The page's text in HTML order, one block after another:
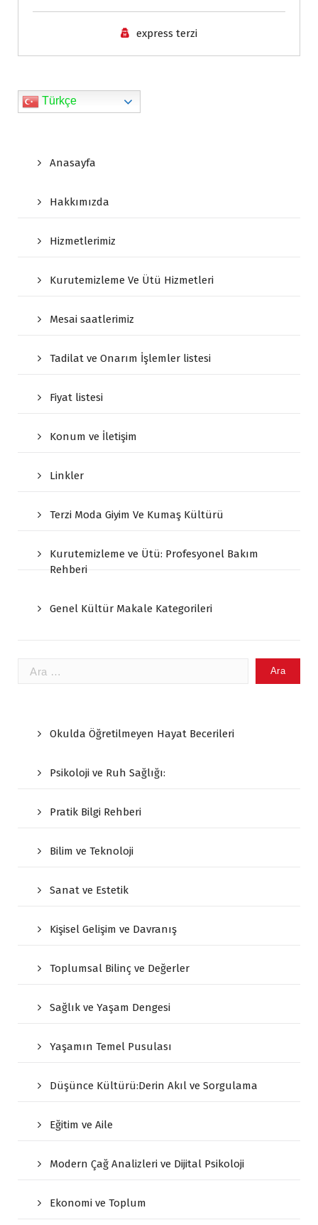
d
l
y
express terzi
Türkçe
Anasayfa
Hakkımızda
Hizmetlerimiz
Kurutemizleme Ve Ütü Hizmetleri
Mesai saatlerimiz
Tadilat ve Onarım İşlemler listesi
Fiyat listesi
Konum ve İletişim
Linkler
Terzi Moda Giyim Ve Kumaş Kültürü
Kurutemizleme ve Ütü: Profesyonel Bakım
Rehberi
Genel Kültür Makale Kategorileri
Arama:
Okulda Öğretilmeyen Hayat Becerileri
Psikoloji ve Ruh Sağlığı:
Pratik Bilgi Rehberi
Bilim ve Teknoloji
Sanat ve Estetik
Kişisel Gelişim ve Davranış
Toplumsal Bilinç ve Değerler
Sağlık ve Yaşam Dengesi
Yaşamın Temel Pusulası
Düşünce Kültürü:Derin Akıl ve Sorgulama
Eğitim ve Aile
Modern Çağ Analizleri ve Dijital Psikoloji
Ekonomi ve Toplum